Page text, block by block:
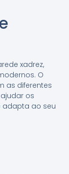
xadrez,
O
as diferentes
os
adapta ao seu